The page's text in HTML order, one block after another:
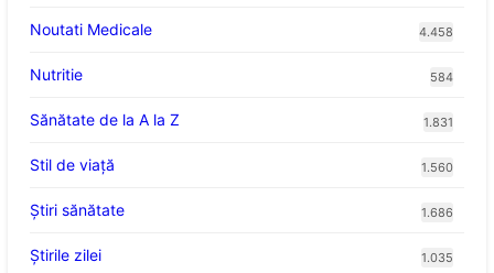
Noutati Medicale 4.458
Nutritie 584
Sănătate de la A la Z 1.831
Stil de viaţă 1.560
Ştiri sănătate 1.686
Știrile zilei 1.035